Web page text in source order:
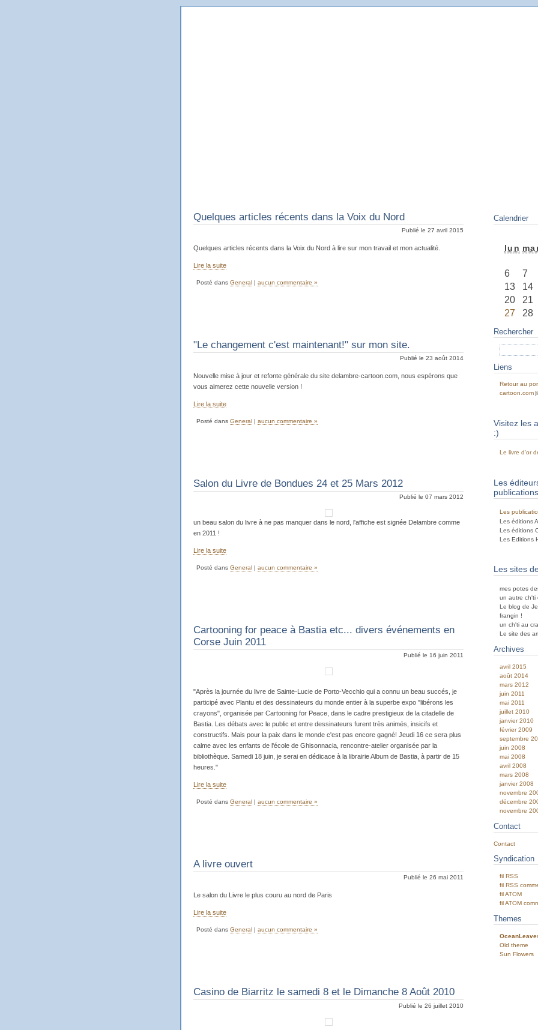
Quelques articles récents dans la Voix du Nord
Publié le 27 avril 2015
Quelques articles récents dans la Voix du Nord à lire sur mon travail et mon actualité.
Lire la suite
Posté dans General | aucun commentaire »
"Le changement c'est maintenant!" sur mon site.
Publié le 23 août 2014
Nouvelle mise à jour et refonte générale du site delambre-cartoon.com, nous espérons que
vous aimerez cette nouvelle version !
Lire la suite
Posté dans General | aucun commentaire »
Salon du Livre de Bondues 24 et 25 Mars 2012
Publié le 07 mars 2012
un beau salon du livre à ne pas manquer dans le nord, l'affiche est signée Delambre comme
en 2011 !
Lire la suite
Posté dans General | aucun commentaire »
Cartooning for peace à Bastia etc... divers événements en
Corse Juin 2011
Publié le 16 juin 2011
"Après la journée du livre de Sainte-Lucie de Porto-Vecchio qui a connu un beau succés, je
participé avec Plantu et des dessinateurs du monde entier à la superbe expo "libérons les
crayons", organisée par Cartooning for Peace, dans le cadre prestigieux de la citadelle de
Bastia. Les débats avec le public et entre dessinateurs furent très animés, insicifs et
constructifs. Mais pour la paix dans le monde c'est pas encore gagné! Jeudi 16 ce sera plus
calme avec les enfants de l'école de Ghisonnacia, rencontre-atelier organisée par la
bibliothèque. Samedi 18 juin, je serai en dédicace à la librairie Album de Bastia, à partir de 15
heures."
Lire la suite
Posté dans General | aucun commentaire »
A livre ouvert
Publié le 26 mai 2011
Le salon du Livre le plus couru au nord de Paris
Lire la suite
Posté dans General aucun commentaire »
Casino de Biarritz le samedi 8 et le Dimanche 8 Août 2010
Publié le 26 juillet 2010
Calendrier
lun
6
7
13
14
20
21
27
28
Rechercher
Liens
Retour au
cartoon.com
Visitez les
:)
Le livre d'or
Les
publications
Les
Les éditions
Les éditions
Les Editions
Les sites
mes potes
un autre ch'ti
Le blog de
frangin !
un ch'ti au
Le site des
Archives
avril 2015
août 2014
mars 2012
juin 2011
mai 2011
juillet 2010
janvier 2010
février 2009
septembre
juin 2008
mai 2008
avril 2008
mars 2008
janvier 2008
novembre
décembre
novembre
Contact
Contact
Syndication
fil RSS
fil RSS
fil ATOM
fil ATOM
Themes
Old theme
Sun Flowers